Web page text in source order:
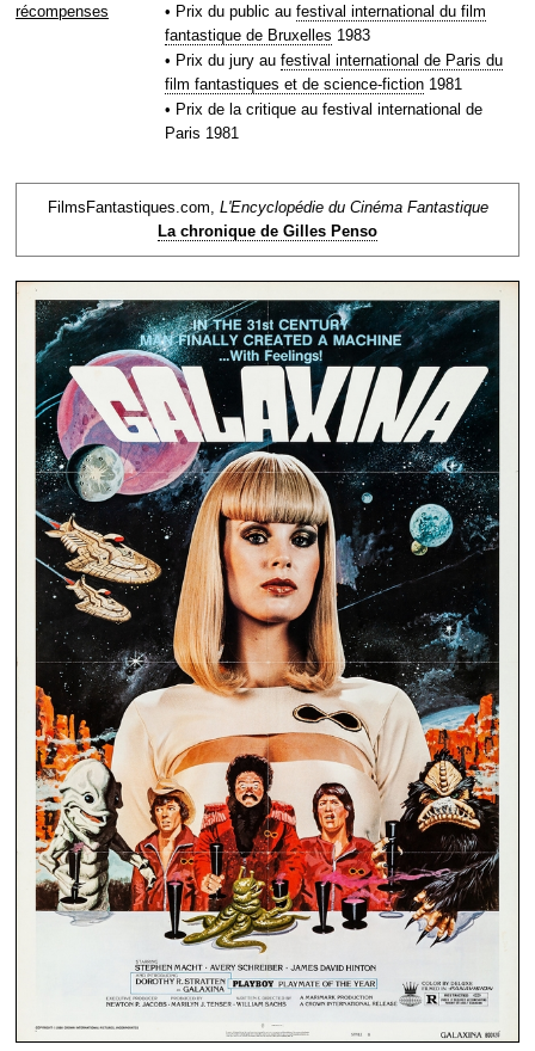
récompenses
• Prix du public au festival international du film
fantastique de Bruxelles 1983
• Prix du jury au festival international de Paris du
film fantastiques et de science-fiction 1981
• Prix de la critique au festival international de
Paris 1981
FilmsFantastiques.com, L'Encyclopédie du Cinéma Fantastique
La chronique de Gilles Penso